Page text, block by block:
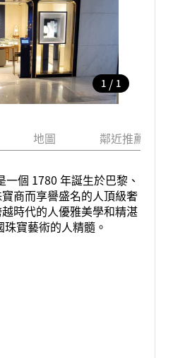
1 / 1
地圖 鄰近推薦景點
一個 1780 年誕生於巴黎、
商而享譽盛名的人頂級奢
時代的人優雅美學和精湛
寶藝術的人精髓。